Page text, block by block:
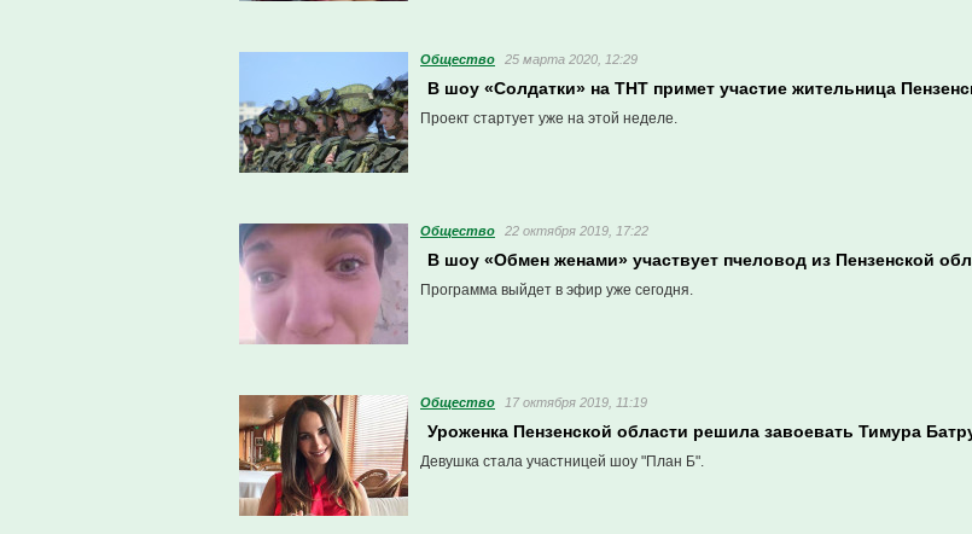
Общество 25 марта 2020, 12:29
В шоу «Солдатки» на ТНТ примет участие жительница
Проект стартует уже на этой неделе.
Общество 22 октября 2019, 17:22
В шоу «Обмен женами» участвует пчеловод из Пензенской
Программа выйдет в эфир уже сегодня.
Общество 17 октября 2019, 11:19
Уроженка Пензенской области решила завоевать Тимура
Девушка стала участницей шоу "План Б".